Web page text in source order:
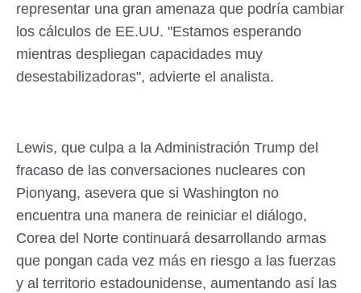
representar una gran amenaza que podría cambiar
los cálculos de EE.UU. "Estamos esperando
mientras despliegan capacidades muy
desestabilizadoras", advierte el analista.
Lewis, que culpa a la Administración Trump del
fracaso de las conversaciones nucleares con
Pionyang, asevera que si Washington no
encuentra una manera de reiniciar el diálogo,
Corea del Norte continuará desarrollando armas
que pongan cada vez más en riesgo a las fuerzas
y al territorio estadounidense, aumentando así las